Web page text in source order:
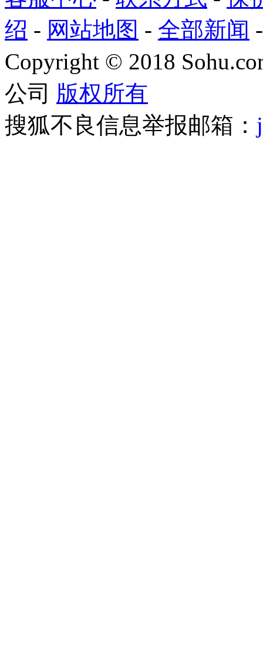
绍 - 网站地图 - 全部新闻
Copyright © 2018
公司 版权所有
搜狐不良信息举报邮箱：